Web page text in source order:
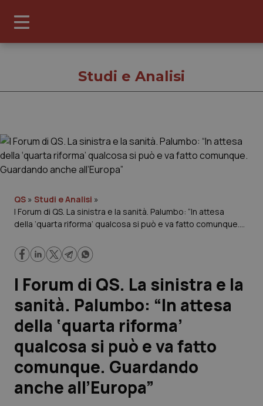
Cronache
Governo e Parlamento
Regioni e Asl
Lavoro e Professioni
Scienza e Farmaci
Studi e Analisi
Lettere al direttore
Edizioni Regionali
Studi e Analisi
QS » Studi e Analisi »
I Forum di QS. La sinistra e la sanità. Palumbo: “In attesa
della ‘quarta riforma’ qualcosa si può e va fatto comunque.
I Forum di QS. La sinistra e la
sanità. Palumbo: “In attesa
della ‘quarta riforma’
qualcosa si può e va fatto
comunque. Guardando
anche all’Europa”